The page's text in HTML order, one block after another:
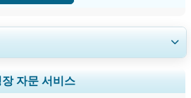
트 분석, 기업 프로필, 경쟁 벤치마킹, 및 최
사용자 인사이트.
자문 서비스